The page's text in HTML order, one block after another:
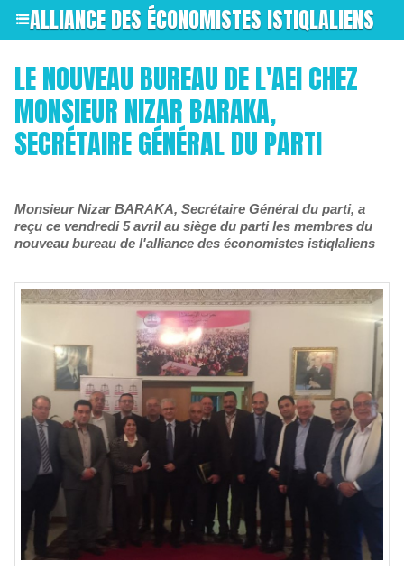
ALLIANCE DES ÉCONOMISTES ISTIQLALIENS
LE NOUVEAU BUREAU DE L'AEI CHEZ
MONSIEUR NIZAR BARAKA,
SECRÉTAIRE GÉNÉRAL DU PARTI
Monsieur Nizar BARAKA, Secrétaire Général du parti, a
reçu ce vendredi 5 avril au siège du parti les membres du
nouveau bureau de l'alliance des économistes istiqlaliens